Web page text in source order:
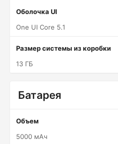
Оболочка UI
One UI Core 5.1
Размер системы из коробки
13 ГБ
Батарея
Объем
5000 мАч